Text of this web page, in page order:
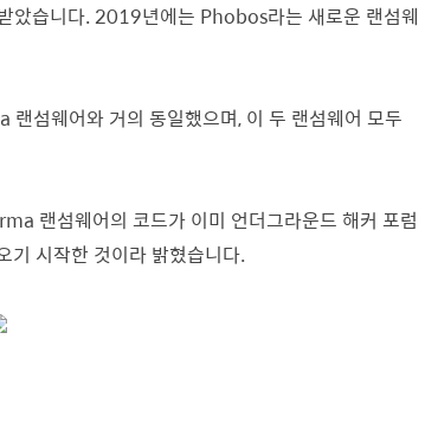
았습니다. 2019년에는 Phobos라는 새로운 랜섬웨
섬웨어와 거의 동일했으며, 이 두 랜섬웨어 모두
랜섬웨어의 코드가 이미 언더그라운드 해커 포럼
기 시작한 것이라 밝혔습니다.